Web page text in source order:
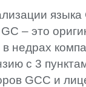
языка
– это
недрах
с 3
GCC и